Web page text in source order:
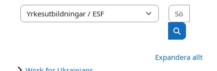
Kurskategorier
Sök kurser
Expandera allt